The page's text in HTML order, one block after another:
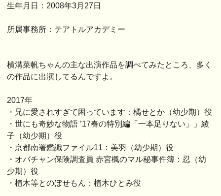
生年月日：2008年3月27日
所属事務所：テアトルアカデミー
横溝菜帆ちゃんの主な出演作品を調べてみたところ、多く
の作品に出演してるんですよ。
2017年
・兄に愛されすぎて困っています：橘せとか（幼少期）役
・世にも奇妙な物語 ’17春の特別編「一本足りない」」綾
子（幼少期）役
・京都南署鑑識ファイル11：美羽（幼少期）役
・オバチャン保険調査員 赤宮楓のマル秘事件簿：忍（幼
少期）役
・植木等とのぼせもん：植木ひとみ役